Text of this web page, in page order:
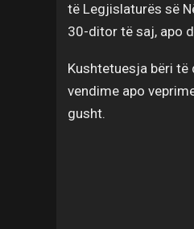
të Legjislaturës së
30-ditor të saj, apo
Kushtetuesja bëri të
vendime apo
gusht.